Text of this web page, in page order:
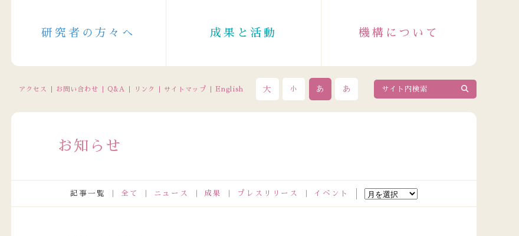
研究者の方々へ 成果と活動 機構について
アクセス お問い合わせ Q&A リンク サイトマップ English 大 小 あ あ
お知らせ
記事一覧 全て ニュース 成果 プレスリリース イベント
保健主管課長会議出席者の皆さまが来訪されました